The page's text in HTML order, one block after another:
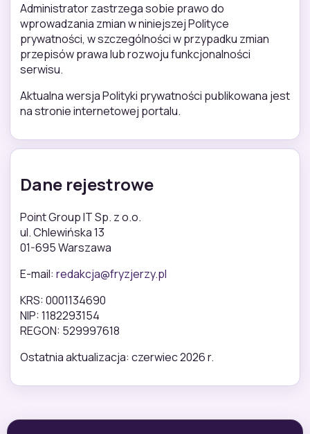
Administrator zastrzega sobie prawo do
wprowadzania zmian w niniejszej Polityce
prywatności, w szczególności w przypadku zmian
przepisów prawa lub rozwoju funkcjonalności
serwisu.
Aktualna wersja Polityki prywatności publikowana jest
na stronie internetowej portalu.
Dane rejestrowe
Point Group IT Sp. z o.o.
ul. Chlewińska 13
01-695 Warszawa
E-mail: redakcja@fryzjerzy.pl
KRS: 0001134690
NIP: 1182293154
REGON: 529997618
Ostatnia aktualizacja: czerwiec 2026 r.